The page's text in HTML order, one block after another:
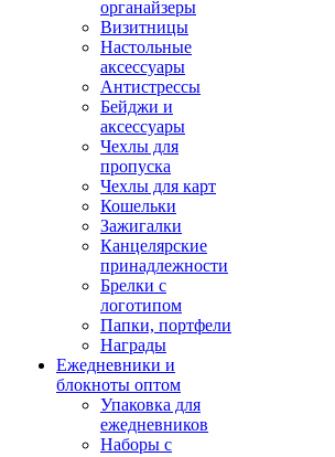
органайзеры
Визитницы
Настольные
аксессуары
Антистрессы
Бейджи и
аксессуары
Чехлы для
пропуска
Чехлы для карт
Кошельки
Зажигалки
Канцелярские
принадлежности
Брелки с
логотипом
Папки, портфели
Награды
Ежедневники и
блокноты оптом
Упаковка для
ежедневников
Наборы с